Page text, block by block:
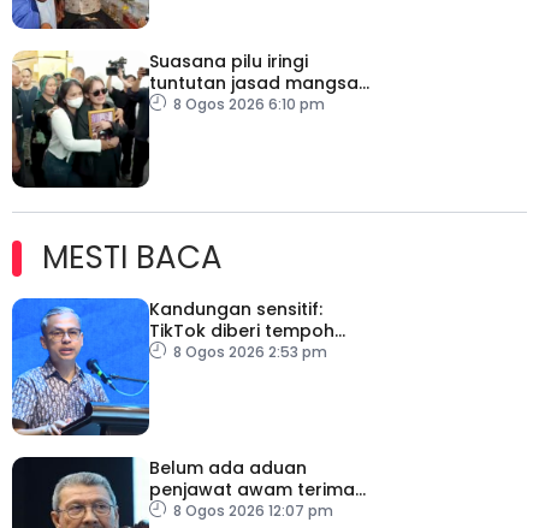
Suasana pilu iringi
tuntutan jasad mangsa
tembakan Nonthaburi
8 Ogos 2026 6:10 pm
MESTI BACA
Kandungan sensitif:
TikTok diberi tempoh
perkukuh sistem
8 Ogos 2026 2:53 pm
Belum ada aduan
penjawat awam terima
tekanan daripada ahli
8 Ogos 2026 12:07 pm